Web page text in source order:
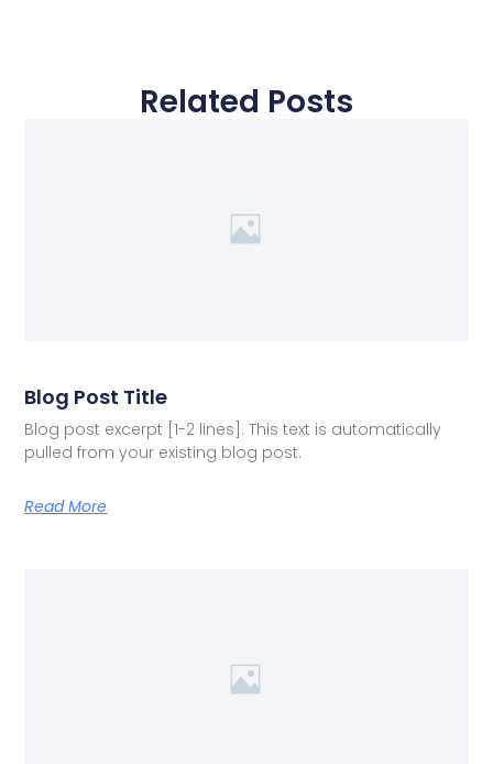
Related Posts
Blog Post Title
Blog post excerpt [1-2 lines]. This text is automatically
pulled from your existing blog post.
Read More